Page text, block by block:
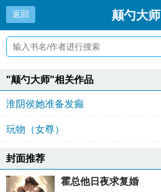
返回 颠勺大师
"颠勺大师"相关作品
淮阴侯她准备发癫
玩物（女尊）
封面推荐
霍总他日夜求复婚